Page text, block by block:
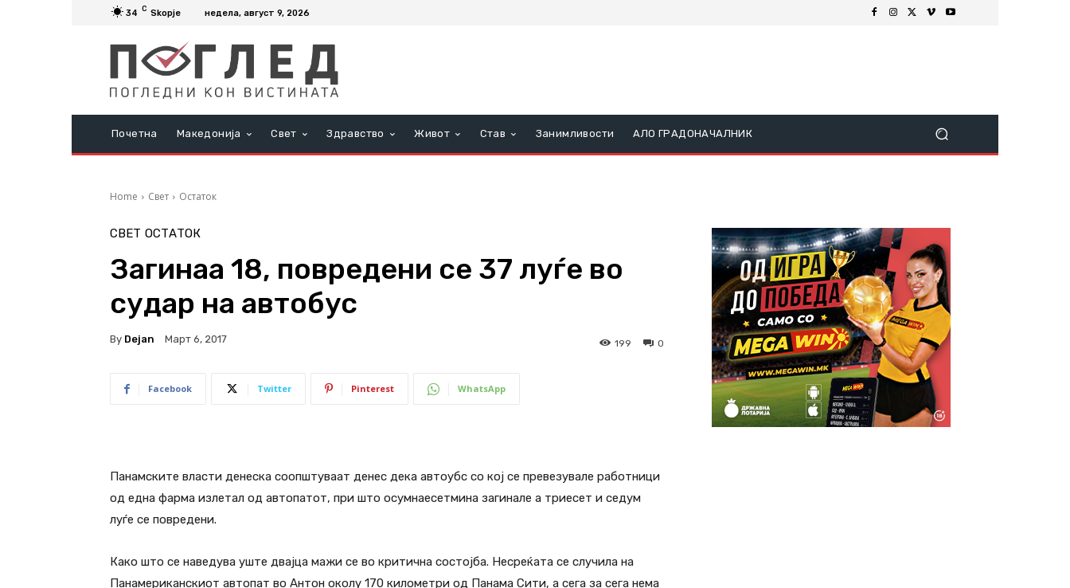
34 C Skopje недела, август 9, 2026
Почетна Македонија Свет Здравство Живот Став Занимливости АЛО ГРАДОНАЧАЛНИК
Home Свет Остаток
СВЕТ ОСТАТОК
Загинаа 18, повредени се 37 луѓе во
судар на автобус
By Dejan Март 6, 2017 0
199
Facebook Twitter Pinterest WhatsApp
Панамските власти денеска соопштуваат денес дека автоубс со кој се превезувале работници
од една фарма излетал од автопатот, при што осумнаесетмина загинале а триесет и седум
луѓе се повредени.
Како што се наведува уште двајца мажи се во критична состојба. Несреќата се случила на
Панамериканскиот автопат во Антон околу 170 километри од Панама Сити, а сега за сега нема